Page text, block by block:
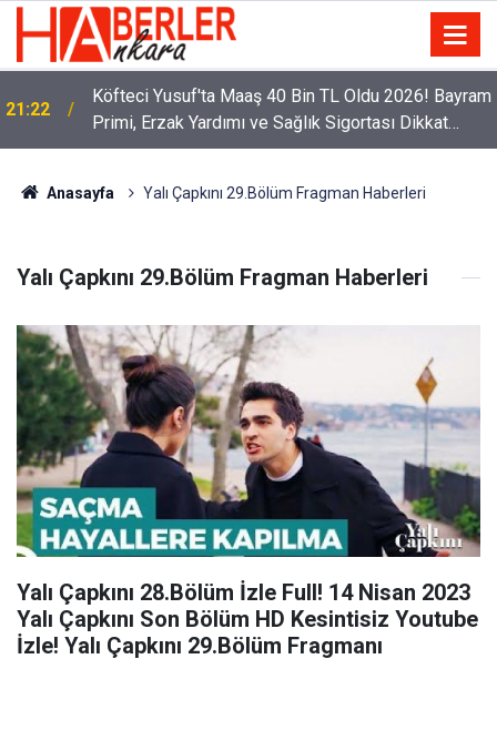
21:22
Köfteci Yusuf'ta Maaş 40 Bin TL Oldu 2026! Bayram
Primi, Erzak Yardımı ve Sağlık Sigortası Dikkat
Çekti
Anasayfa Yalı Çapkını 29.Bölüm Fragman Haberleri
Yalı Çapkını 29.Bölüm Fragman Haberleri
Yalı Çapkını 28.Bölüm İzle Full! 14 Nisan 2023
Yalı Çapkını Son Bölüm HD Kesintisiz Youtube
İzle! Yalı Çapkını 29.Bölüm Fragmanı